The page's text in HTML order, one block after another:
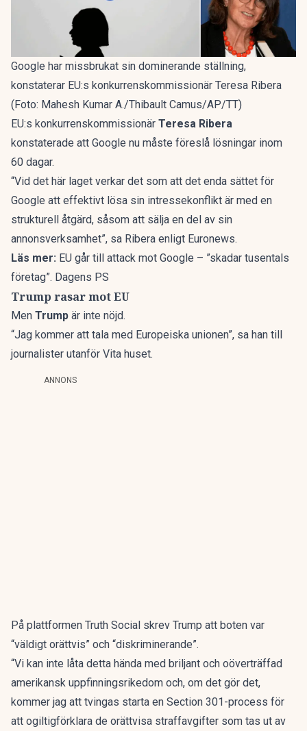
Google har missbrukat sin dominerande ställning,
konstaterar EU:s konkurrenskommissionär Teresa Ribera
(Foto: Mahesh Kumar A./Thibault Camus/AP/TT)
EU:s konkurrenskommissionär Teresa Ribera
konstaterade att Google nu måste föreslå lösningar inom
60 dagar.
“Vid det här laget verkar det som att det enda sättet för
Google att effektivt lösa sin intressekonflikt är med en
strukturell åtgärd, såsom att sälja en del av sin
annonsverksamhet”, sa Ribera enligt Euronews.
Läs mer: EU går till attack mot Google – ”skadar tusentals
företag”. Dagens PS
Trump rasar mot EU
Men Trump är inte nöjd.
“Jag kommer att tala med Europeiska unionen”, sa han till
journalister utanför Vita huset.
ANNONS
På plattformen Truth Social skrev Trump att boten var
“väldigt orättvis” och “diskriminerande”.
“Vi kan inte låta detta hända med briljant och oöverträffad
amerikansk uppfinningsrikedom och, om det gör det,
kommer jag att tvingas starta en Section 301-process för
att ogiltigförklara de orättvisa straffavgifter som tas ut av